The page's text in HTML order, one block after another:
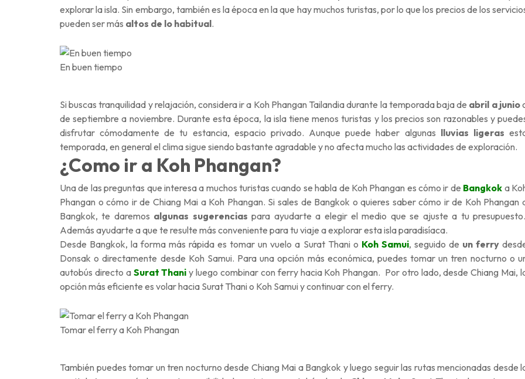
explorar la isla. Sin embargo, también es la época en la que hay muchos turistas, por lo que los precios de los
pueden ser más altos de lo habitual.
En buen tiempo
Si buscas tranquilidad y relajación, considera ir a Koh Phangan Tailandia durante la temporada baja de abril a junio
de septiembre a noviembre. Durante esta época, la isla tiene menos turistas y los precios son razonables y
disfrutar cómodamente de tu estancia, espacio privado. Aunque puede haber algunas lluvias ligeras
temporada, en general el clima sigue siendo bastante agradable y no afecta mucho las actividades de exploración.
¿Como ir a Koh Phangan?
Una de las preguntas que interesa a muchos turistas cuando se habla de Koh Phangan es cómo ir de Bangkok a
Phangan o cómo ir de Chiang Mai a Koh Phangan. Si sales de Bangkok o quieres saber cómo ir de Koh Phangan
Bangkok, te daremos algunas sugerencias para ayudarte a elegir el medio que se ajuste a tu presupuesto.
Además ayudarte a que te resulte más conveniente para tu viaje a explorar esta isla paradisíaca.
Desde Bangkok, la forma más rápida es tomar un vuelo a Surat Thani o Koh Samui, seguido de un ferry
Donsak o directamente desde Koh Samui. Para una opción más económica, puedes tomar un tren nocturno o
autobús directo a Surat Thani y luego combinar con ferry hacia Koh Phangan. Por otro lado, desde Chiang Mai,
opción más eficiente es volar hacia Surat Thani o Koh Samui y continuar con el ferry.
Tomar el ferry a Koh Phangan
También puedes tomar un tren nocturno desde Chiang Mai a Bangkok y luego seguir las rutas mencionadas desde